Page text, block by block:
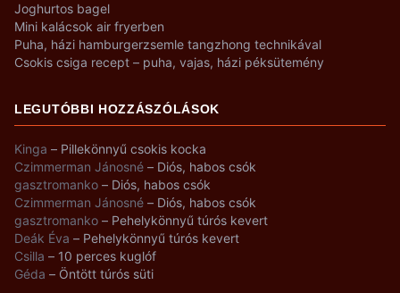
Joghurtos bagel
Mini kalácsok air fryerben
Puha, házi hamburgerzsemle tangzhong technikával
Csokis csiga recept – puha, vajas, házi péksütemény
LEGUTÓBBI HOZZÁSZÓLÁSOK
Kinga – Pillekönnyű csokis kocka
Czimmerman Jánosné – Diós, habos csók
gasztromanko – Diós, habos csók
Czimmerman Jánosné – Diós, habos csók
gasztromanko – Pehelykönnyű túrós kevert
Deák Éva – Pehelykönnyű túrós kevert
Csilla – 10 perces kuglóf
Géda – Öntött túrós süti